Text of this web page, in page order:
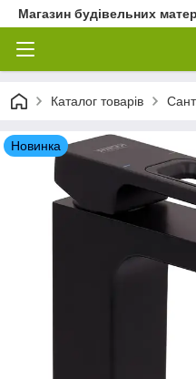
Магазин будівельних
Каталог товарів
Новинка